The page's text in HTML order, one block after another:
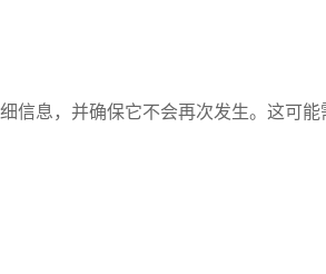
信息，并确保它不会再次发生。这可